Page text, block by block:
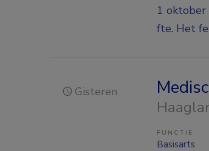
1
fte. Het
Gisteren
FUNCTIE
Basisarts